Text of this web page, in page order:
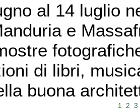
al 14 luglio
e
di libri,
buona
1 2 3